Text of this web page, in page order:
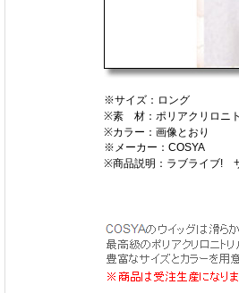
※サイズ：ロング
※素 材：ポリアクリロニ
※カラー：画像とおり
※メーカー：COSYA
※商品説明：ラブライブ!